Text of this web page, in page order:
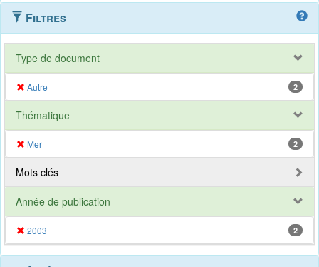
Filtres
Type de document
Autre 2
Thématique
Mer 2
Mots clés
Année de publication
2003 2